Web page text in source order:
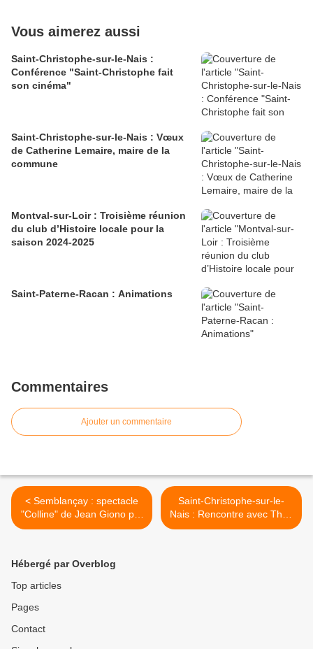
Vous aimerez aussi
Saint-Christophe-sur-le-Nais :
Conférence "Saint-Christophe fait
son cinéma"
Saint-Christophe-sur-le-Nais : Vœux
de Catherine Lemaire, maire de la
commune
Montval-sur-Loir : Troisième réunion
du club d’Histoire locale pour la
saison 2024-2025
Saint-Paterne-Racan : Animations
Commentaires
Ajouter un commentaire
< Semblançay : spectacle
"Colline" de Jean Giono par
Pierrette Dupoyet
Saint-Christophe-sur-le-
Nais : Rencontre avec Thal,
sculpteur Christophorien >
Hébergé par Overblog
Top articles
Pages
Contact